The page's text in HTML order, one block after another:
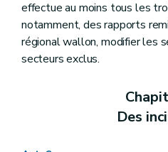
effectue au moins tous les
notamment, des rapports
régional wallon, modifier les
secteurs exclus.
Des